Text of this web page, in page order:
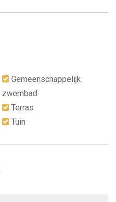
Gemeenschappelijk
zwembad
Terras
Tuin